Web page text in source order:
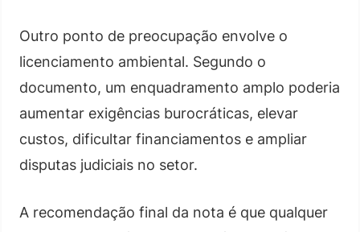
Outro ponto de preocupação envolve o
licenciamento ambiental. Segundo o
documento, um enquadramento amplo poderia
aumentar exigências burocráticas, elevar
custos, dificultar financiamentos e ampliar
disputas judiciais no setor.
A recomendação final da nota é que qualquer